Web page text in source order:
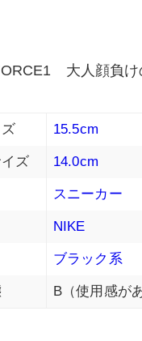
大人顔負け
15.5cm
ズ 14.0cm
スニーカー
NIKE
ブラック系
B（使用感が